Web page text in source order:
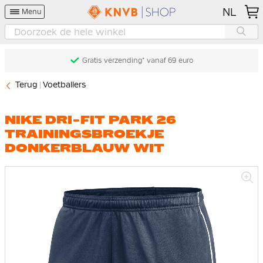
Menu NL
Gratis verzending* vanaf 69 euro
Terug Voetballers
NIKE DRI-FIT PARK 26
TRAININGSBROEKJE
DONKERBLAUW WIT